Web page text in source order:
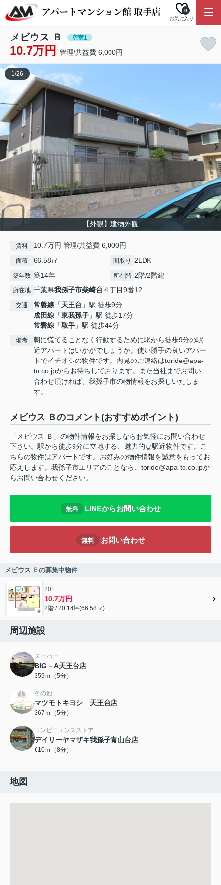
お気に入り
0
メビウス Ｂ 空室1
10.7万円 管理/共益費 6,000円
【外観】建物外観
1/26
賃料 10.7万円 管理/共益費 6,000円
面積 66.58㎡ 間取り 2LDK
築年数 築14年 所在階 2階/2階建
所在地 千葉県我孫子市柴崎台 ４丁目9番12
交通 常磐線 「天王台 」駅 徒歩9分
成田線 「東我孫子 」駅 徒歩17分
常磐線 「取手 」駅 徒歩44分
備考
朝に慌てることなく行動するために駅から徒歩9分の駅
近アパートはいかがでしょうか。使い勝手の良いアパー
トでイチオシの物件です。内見のご連絡はtoride@apa-
to.co.jpからお待ちしております。また当社までお問い
合わせ頂ければ、我孫子市の物情報をお探しいたしま
す。
メビウス Ｂのコメント(おすすめポイント)
「メビウス Ｂ」の物件情報をお探しならお気軽にお問い合わせ
下さい。駅から徒歩9分に立地する、魅力的な駅近物件です。こ
ちらの物件はアパートです。お好みの物件情報を誠意をもってお
応えします。我孫子市エリアのことなら、toride@apa-to.co.jpか
らお問い合わせください。
無料 LINEからお問い合わせ
無料 お問い合わせ
メビウス Ｂの募集中物件
201
10.7万円
2階 / 20.14坪(66.58㎡)
周辺施設
スーパー
BIG－A天王台店
359ｍ（5分）
その他
マツモトキヨシ 天王台店
367ｍ（5分）
コンビニエンスストア
デイリーヤマザキ我孫子青山台店
610ｍ（8分）
地図